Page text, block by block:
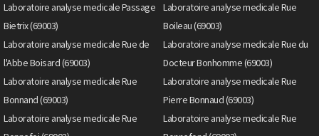
Laboratoire analyse medicale Passage
Bietrix (69003)
Laboratoire analyse medicale Rue
Boileau (69003)
Laboratoire analyse medicale Rue de
l'Abbe Boisard (69003)
Laboratoire analyse medicale Rue du
Docteur Bonhomme (69003)
Laboratoire analyse medicale Rue
Bonnand (69003)
Laboratoire analyse medicale Rue
Pierre Bonnaud (69003)
Laboratoire analyse medicale Rue
Laboratoire analyse medicale Rue